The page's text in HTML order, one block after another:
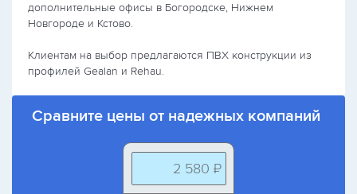
дополнительные офисы в Богородске, Нижнем
Новгороде и Кстово.
Клиентам на выбор предлагаются ПВХ конструкции из
профилей Gealan и Rehau.
Сравните цены от надежных компаний
2 580 ₽